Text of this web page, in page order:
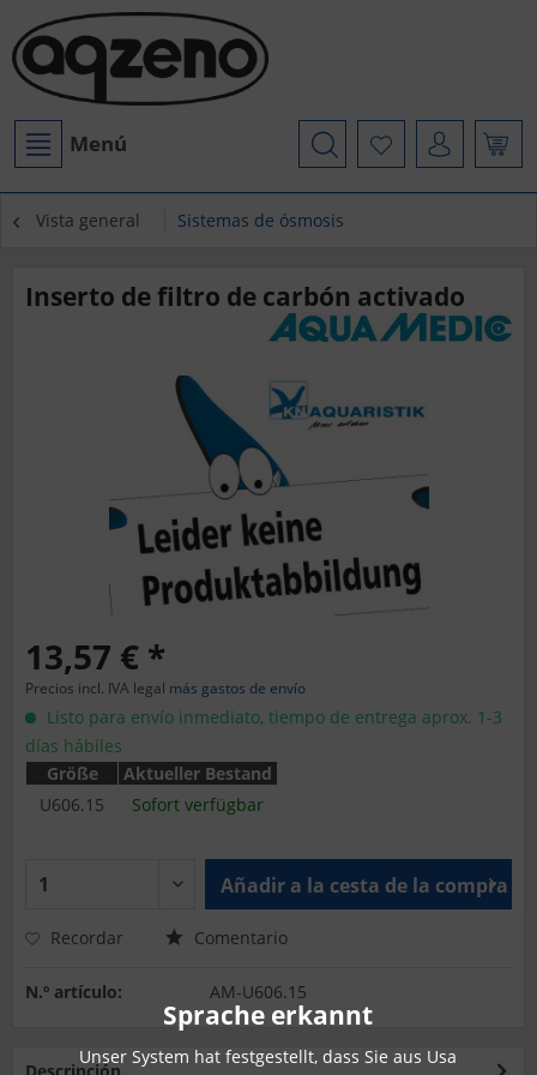
Menú
Vista general Sistemas de ósmosis
Inserto de filtro de carbón activado
13,57 € *
Precios incl. IVA legal más gastos de envío
Listo para envío inmediato, tiempo de entrega aprox. 1-3
días hábiles
Größe
Aktueller Bestand
U606.15
Sofort verfügbar
Añadir a la cesta de la compra
Recordar Comentario
N.º artículo: AM-U606.15
Sprache erkannt
Unser System hat festgestellt, dass Sie aus Usa